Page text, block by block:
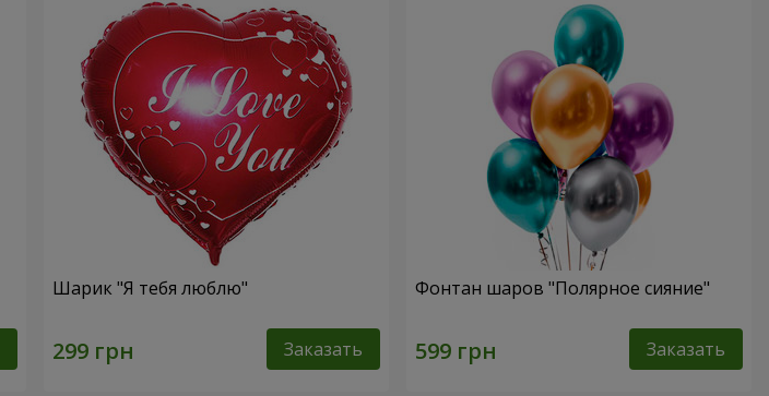
Шарик "Я тебя люблю"
Заказать
Фонтан шаров "Полярное сияние"
Заказать